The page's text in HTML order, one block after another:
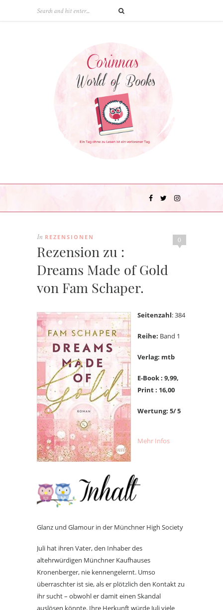
0
In REZENSIONEN
Rezension zu :
Dreams Made of Gold
von Fam Schaper.
Seitenzahl: 384
Reihe: Band 1
Verlag: mtb
E-Book : 9,99,
Print : 16,00
Wertung: 5/ 5
Mehr Infos
Glanz und Glamour in der Münchner High Society
Juli hat ihren Vater, den Inhaber des
altehrwürdigen Münchner Kaufhauses
Kronenberger, nie kennengelernt. Umso
überraschter ist sie, als er plötzlich den Kontakt zu
ihr sucht – obwohl er damit einen Skandal
auslösen könnte. Ihre Herkunft würde Juli viele